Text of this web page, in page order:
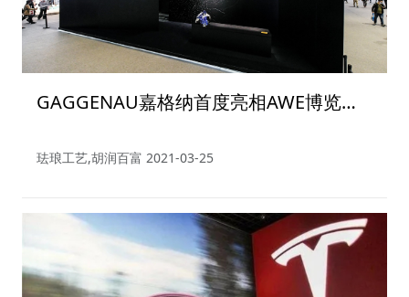
GAGGENAU嘉格纳首度亮相AWE博览
珐琅工艺,胡润百富 2021-03-25